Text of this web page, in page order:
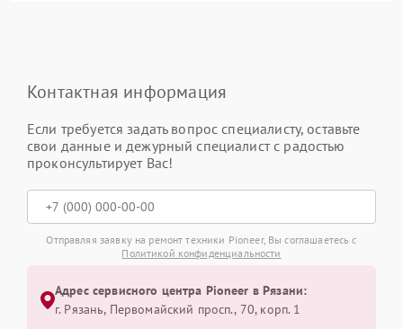
Контактная информация
Если требуется задать вопрос специалисту, оставьте
свои данные и дежурный специалист с радостью
проконсультирует Вас!
Отправляя заявку на ремонт техники Pioneer, Вы соглашаетесь с
Политикой конфиденциальности
Адрес сервисного центра Pioneer в Рязани:
г. Рязань, Первомайский просп., 70, корп. 1